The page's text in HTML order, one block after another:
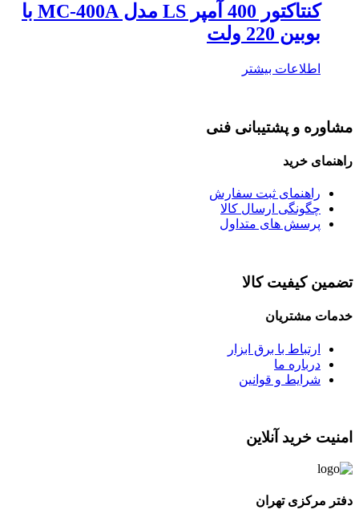
کنتاکتور 400 آمپر LS مدل MC-400A با
بوبین 220 ولت
اطلاعات بیشتر
مشاوره و پشتیبانی فنی
راهنمای خرید
راهنمای ثبت سفارش
چگونگی ارسال کالا
پرسش های متداول
تضمین کیفیت کالا
خدمات مشتریان
ارتباط با برق ابزار
درباره ما
شرایط و قوانین
امنیت خرید آنلاین
دفتر مرکزی تهران